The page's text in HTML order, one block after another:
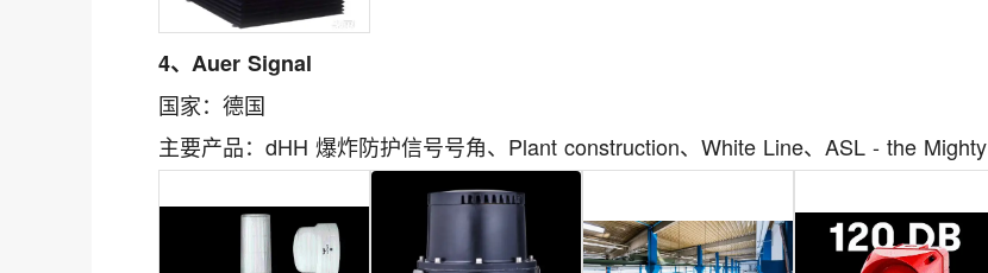
4、Auer Signal
国家：德国
主要产品：dHH 爆炸防护信号号角、Plant construction、White Line、ASL - the Mighty